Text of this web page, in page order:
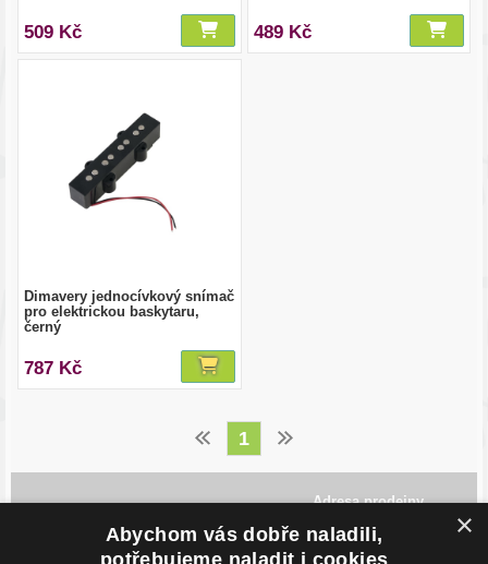
509 Kč 489 Kč
Dimavery jednocívkový snímač
pro elektrickou baskytaru,
černý
787 Kč
1
Adresa prodejny
Havlíčkovo Nábřeží 28,
702 00, Ostrava
Česká Republika
×
Abychom vás dobře naladili,
potřebujeme naladit i cookies